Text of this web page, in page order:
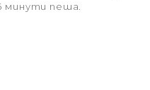
минути пеша.